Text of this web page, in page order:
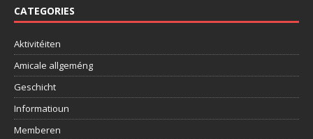
CATEGORIES
Aktivitéiten
Amicale allgeméng
Geschicht
Informatioun
Memberen